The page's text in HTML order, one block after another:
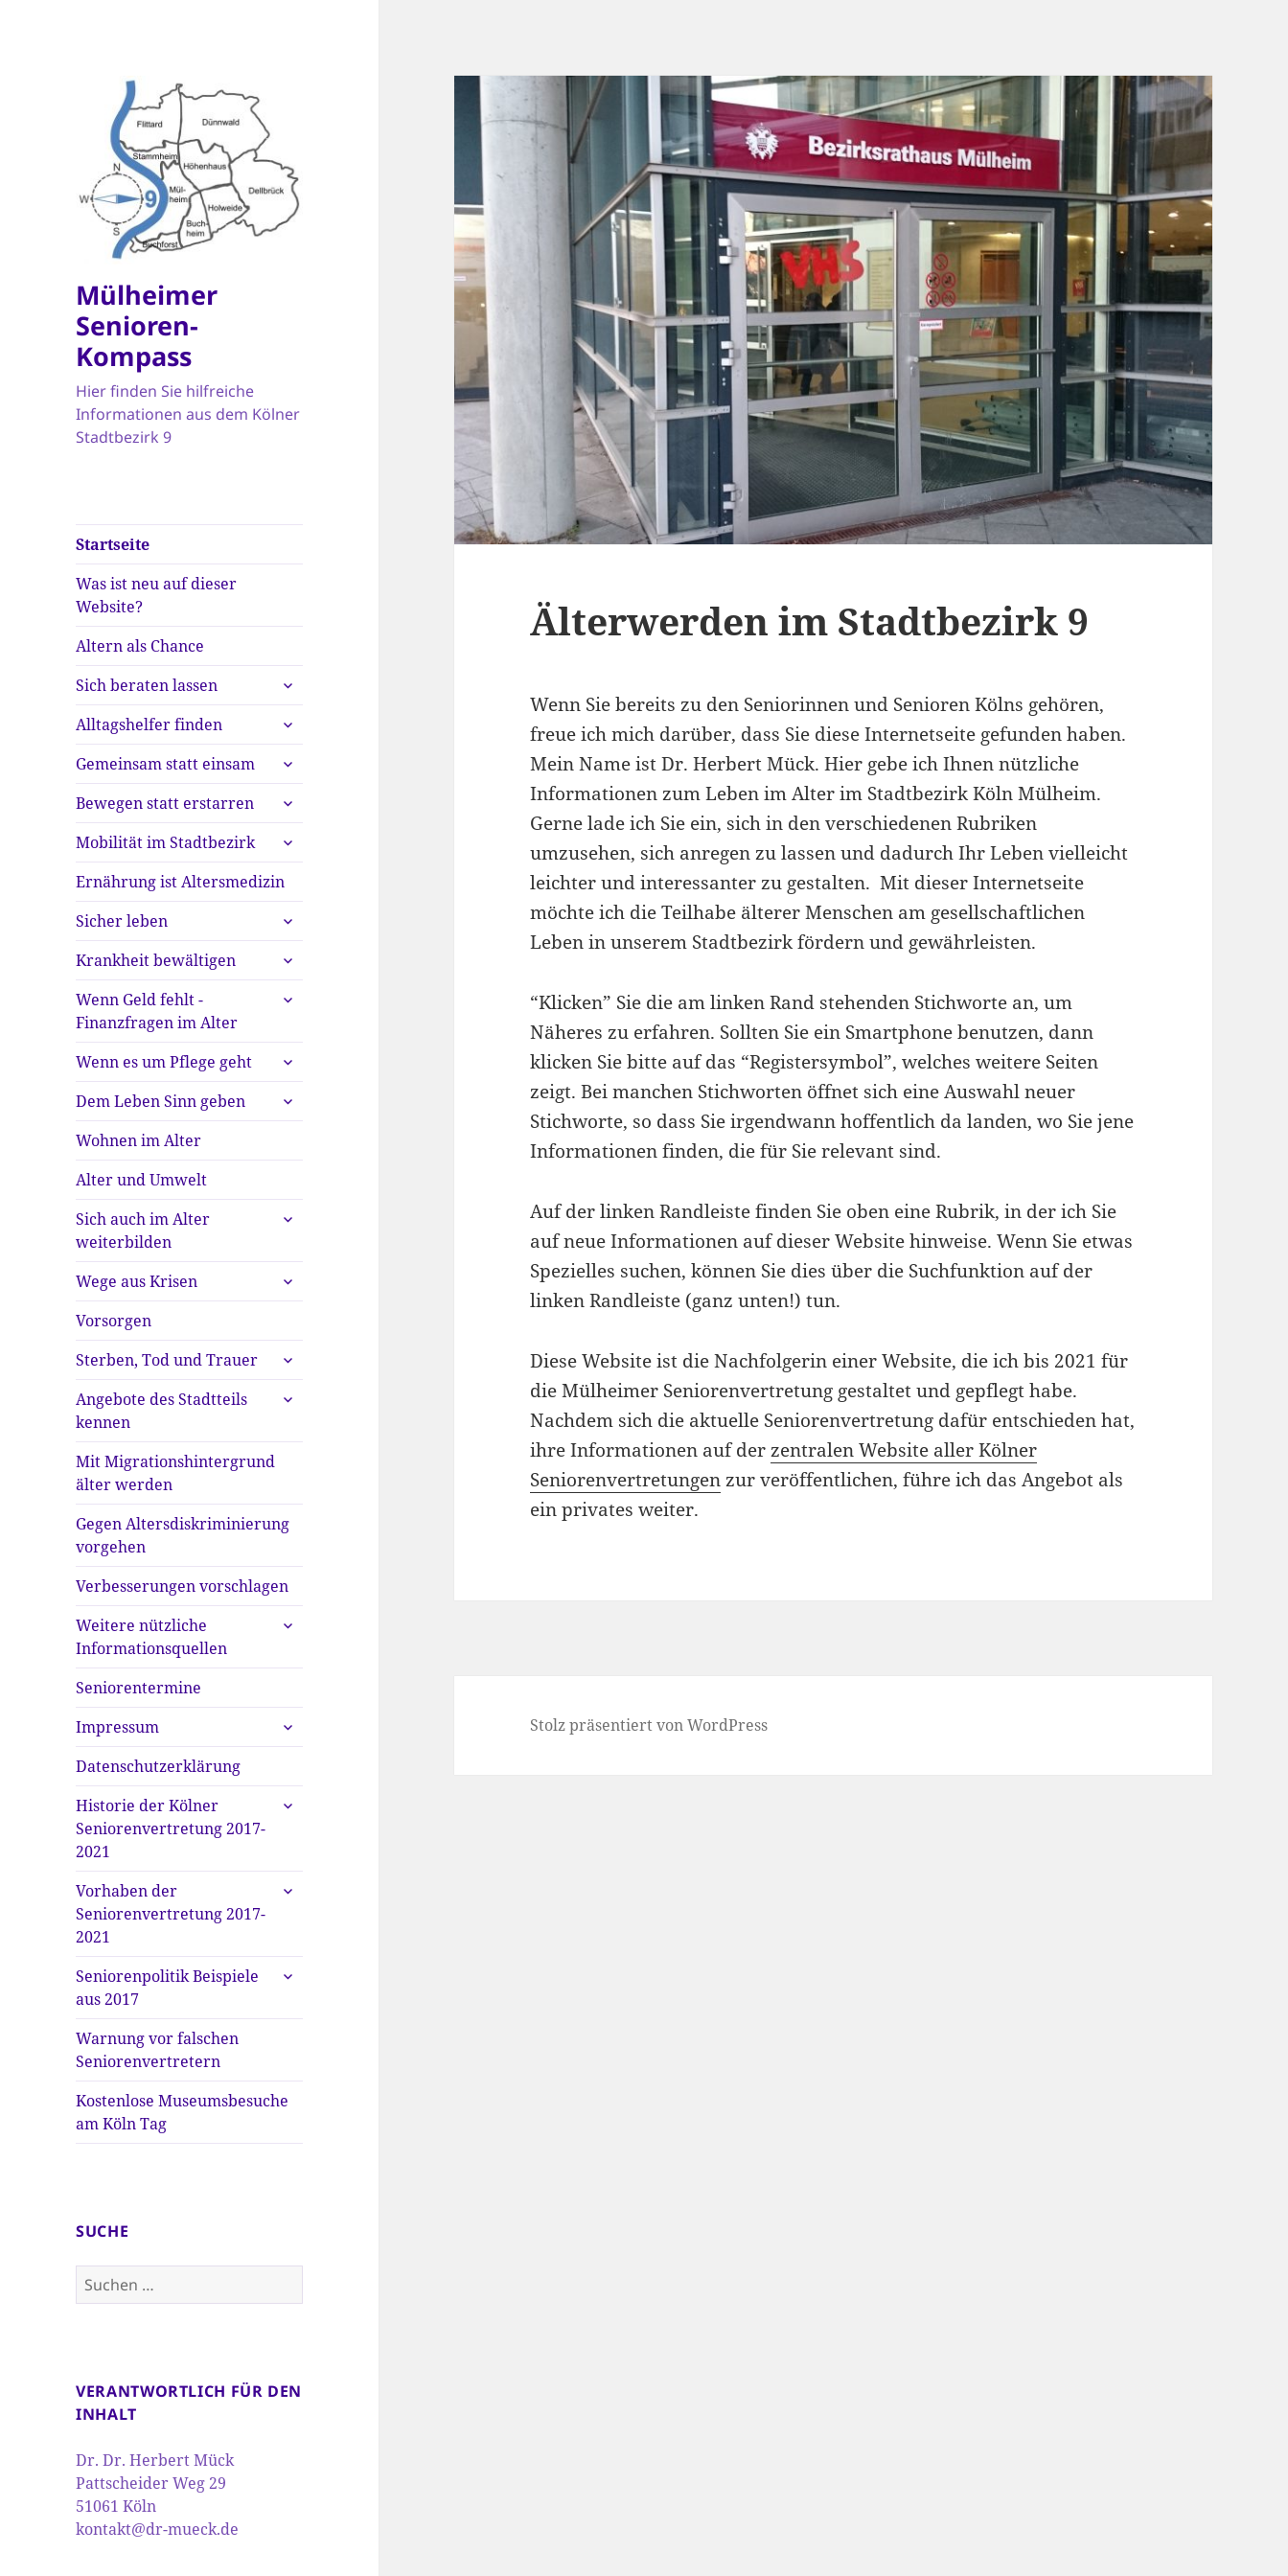
Mülheimer
Senioren-
Kompass
Hier finden Sie hilfreiche
Informationen aus dem Kölner
Stadtbezirk 9
Startseite
Was ist neu auf dieser
Website?
Altern als Chance
Sich beraten lassen
untermenü
anzeigen
Alltagshelfer finden
untermenü
anzeigen
Gemeinsam statt einsam
untermenü
anzeigen
Bewegen statt erstarren
untermenü
anzeigen
Mobilität im Stadtbezirk
untermenü
anzeigen
Ernährung ist Altersmedizin
Sicher leben
untermenü
anzeigen
Krankheit bewältigen
untermenü
anzeigen
Wenn Geld fehlt -
Finanzfragen im Alter
untermenü
Wenn es um Pflege geht
untermenü
anzeigen
Dem Leben Sinn geben
untermenü
anzeigen
Wohnen im Alter
Alter und Umwelt
Sich auch im Alter
weiterbilden
untermenü
Wege aus Krisen
untermenü
anzeigen
Vorsorgen
Sterben, Tod und Trauer
untermenü
anzeigen
Angebote des Stadtteils
kennen
untermenü
Mit Migrationshintergrund
älter werden
Gegen Altersdiskriminierung
vorgehen
Verbesserungen vorschlagen
Weitere nützliche
Informationsquellen
untermenü
Seniorentermine
Impressum
untermenü
anzeigen
Datenschutzerklärung
Historie der Kölner
Seniorenvertretung 2017-
2021
untermenü
Vorhaben der
Seniorenvertretung 2017-
2021
untermenü
Seniorenpolitik Beispiele
aus 2017
untermenü
Warnung vor falschen
Seniorenvertretern
Kostenlose Museumsbesuche
am Köln Tag
SUCHE
Suchen
nach:
VERANTWORTLICH FÜR DEN
INHALT
Dr. Dr. Herbert Mück
Pattscheider Weg 29
51061 Köln
kontakt@dr-mueck.de
Älterwerden im Stadtbezirk 9
Wenn Sie bereits zu den Seniorinnen und Senioren Kölns gehören,
freue ich mich darüber, dass Sie diese Internetseite gefunden haben.
Mein Name ist Dr. Herbert Mück. Hier gebe ich Ihnen nützliche
Informationen zum Leben im Alter im Stadtbezirk Köln Mülheim.
Gerne lade ich Sie ein, sich in den verschiedenen Rubriken
umzusehen, sich anregen zu lassen und dadurch Ihr Leben vielleicht
leichter und interessanter zu gestalten. Mit dieser Internetseite
möchte ich die Teilhabe älterer Menschen am gesellschaftlichen
Leben in unserem Stadtbezirk fördern und gewährleisten.
“Klicken” Sie die am linken Rand stehenden Stichworte an, um
Näheres zu erfahren. Sollten Sie ein Smartphone benutzen, dann
klicken Sie bitte auf das “Registersymbol”, welches weitere Seiten
zeigt. Bei manchen Stichworten öffnet sich eine Auswahl neuer
Stichworte, so dass Sie irgendwann hoffentlich da landen, wo Sie jene
Informationen finden, die für Sie relevant sind.
Auf der linken Randleiste finden Sie oben eine Rubrik, in der ich Sie
auf neue Informationen auf dieser Website hinweise. Wenn Sie etwas
Spezielles suchen, können Sie dies über die Suchfunktion auf der
linken Randleiste (ganz unten!) tun.
Diese Website ist die Nachfolgerin einer Website, die ich bis 2021 für
die Mülheimer Seniorenvertretung gestaltet und gepflegt habe.
Nachdem sich die aktuelle Seniorenvertretung dafür entschieden hat,
ihre Informationen auf derzentralen Website aller Kölner
Seniorenvertretungenzur veröffentlichen, führe ich das Angebot als
ein privates weiter.
Stolz präsentiert von WordPress